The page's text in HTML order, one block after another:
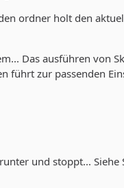
ordner holt den
Das ausführen von
führt zur passenden
und stoppt... Siehe